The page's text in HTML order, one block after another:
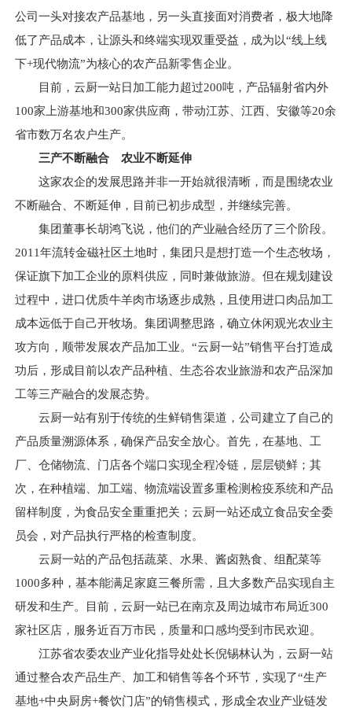
公司一头对接农产品基地，另一头直接面对消费者，极大地降
低了产品成本，让源头和终端实现双重受益，成为以“线上线
下+现代物流”为核心的农产品新零售企业。
目前，云厨一站日加工能力超过200吨，产品辐射省内外
100家上游基地和300家供应商，带动江苏、江西、安徽等20余
省市数万名农户生产。
三产不断融合 农业不断延伸
这家农企的发展思路并非一开始就很清晰，而是围绕农业
不断融合、不断延伸，目前已初步成型，并继续完善。
集团董事长胡鸿飞说，他们的产业融合经历了三个阶段。
2011年流转金磁社区土地时，集团只是想打造一个生态牧场，
保证旗下加工企业的原料供应，同时兼做旅游。但在规划建设
过程中，进口优质牛羊肉市场逐步成熟，且使用进口肉品加工
成本远低于自己开牧场。集团调整思路，确立休闲观光农业主
攻方向，顺带发展农产品加工业。“云厨一站”销售平台打造成
功后，形成目前以农产品种植、生态谷农业旅游和农产品深加
工等三产融合的发展态势。
云厨一站有别于传统的生鲜销售渠道，公司建立了自己的
产品质量溯源体系，确保产品安全放心。首先，在基地、工
厂、仓储物流、门店各个端口实现全程冷链，层层锁鲜；其
次，在种植端、加工端、物流端设置多重检测检疫系统和产品
留样制度，为食品安全重重把关；云厨一站还成立食品安全委
员会，对产品执行严格的检查制度。
云厨一站的产品包括蔬菜、水果、酱卤熟食、组配菜等
1000多种，基本能满足家庭三餐所需，且大多数产品实现自主
研发和生产。目前，云厨一站已在南京及周边城市布局近300
家社区店，服务近百万市民，质量和口感均受到市民欢迎。
江苏省农委农业产业化指导处处长倪锡林认为，云厨一站
通过整合农产品生产、加工和销售等各个环节，实现了“生产
基地+中央厨房+餐饮门店”的销售模式，形成全农业产业链发